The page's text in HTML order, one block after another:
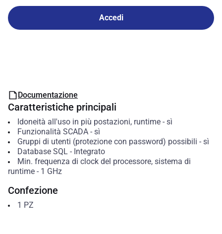
Accedi
Documentazione
Caratteristiche principali
Idoneità all'uso in più postazioni, runtime- sì
Funzionalità SCADA- sì
Gruppi di utenti (protezione con password) possibili - sì
Database SQL- Integrato
Min. frequenza di clock del processore, sistema di
runtime - 1 GHz
Confezione
1 PZ